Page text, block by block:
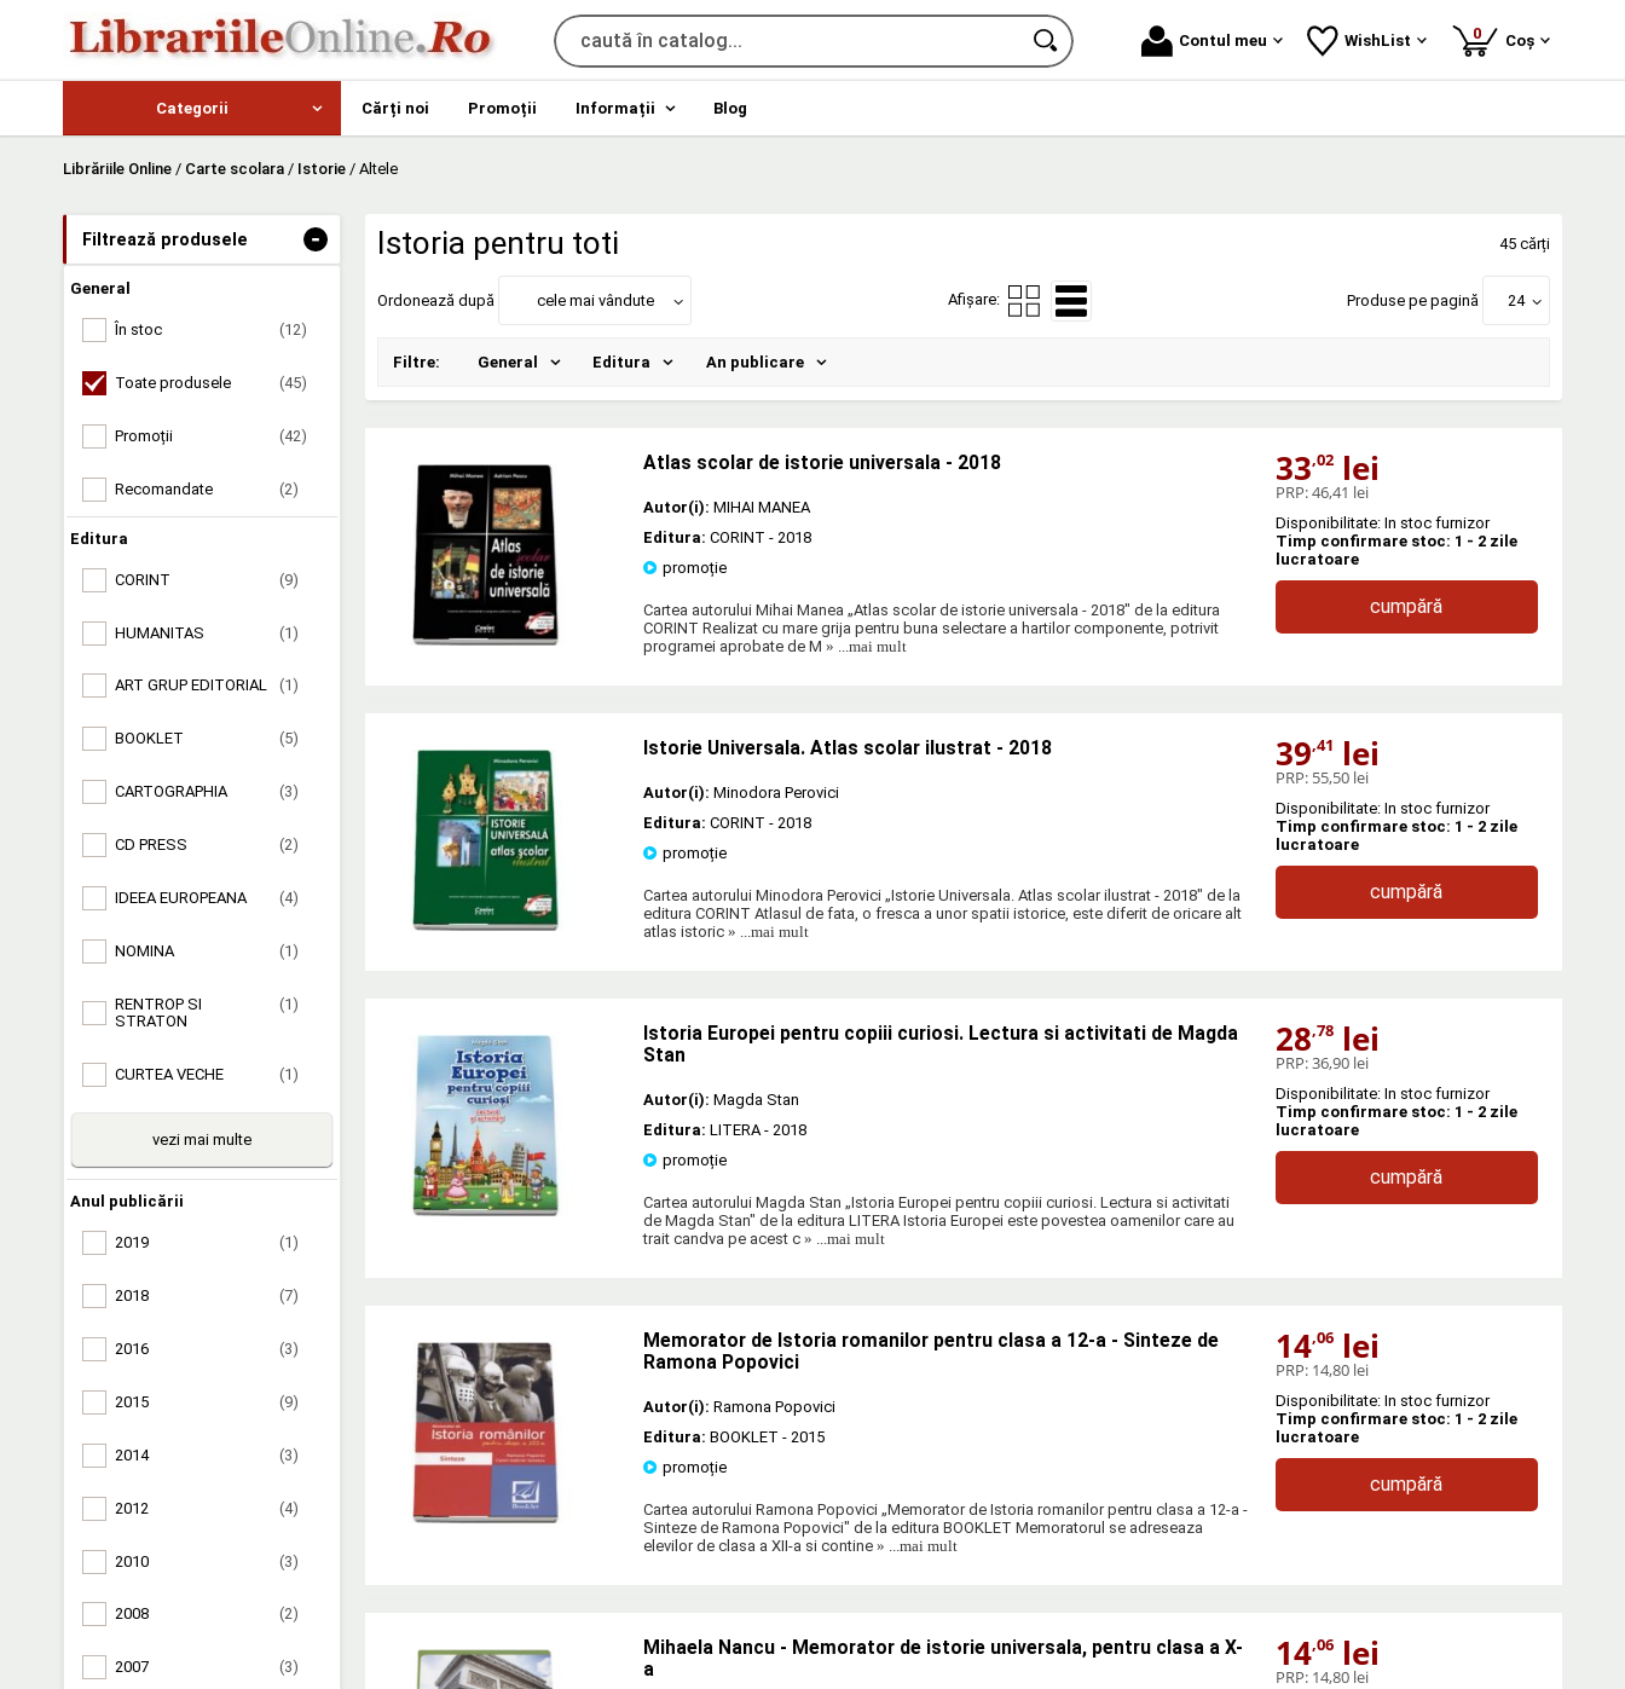
Contul meu WishList 0produse
Coș
Categorii Cărți noi Promoții Informații Blog
Librăriile Online / Carte scolara / Istorie / Altele
Filtrează produsele -
General
În stoc (12)
Toate produsele (45)
Promoții (42)
Recomandate (2)
Editura
CORINT (9)
HUMANITAS (1)
ART GRUP EDITORIAL (1)
BOOKLET (5)
CARTOGRAPHIA (3)
CD PRESS (2)
IDEEA EUROPEANA (4)
NOMINA (1)
RENTROP SI
STRATON
(1)
CURTEA VECHE (1)
vezi mai multe
Anul publicării
2019 (1)
2018 (7)
2016 (3)
2015 (9)
2014 (3)
2012 (4)
2010 (3)
2008 (2)
2007 (3)
Istoria pentru toti 45 cărți
Ordonează după cele mai vândute Afișare: Produse pe pagină 24
Filtre: General Editura An publicare
Atlas scolar de istorie universala - 2018
Autor(i): MIHAI MANEA
Editura: CORINT - 2018
promoție
Cartea autorului Mihai Manea „Atlas scolar de istorie universala - 2018" de la editura
CORINT Realizat cu mare grija pentru buna selectare a hartilor componente, potrivit
programei aprobate de M » ...mai mult
33,02lei
PRP:46,41 lei
Disponibilitate: In stoc furnizor
Timp confirmare stoc: 1 - 2 zile
lucratoare
cumpără
Istorie Universala. Atlas scolar ilustrat - 2018
Autor(i): Minodora Perovici
Editura: CORINT - 2018
promoție
Cartea autorului Minodora Perovici „Istorie Universala. Atlas scolar ilustrat - 2018" de la
editura CORINT Atlasul de fata, o fresca a unor spatii istorice, este diferit de oricare alt
atlas istoric » ...mai mult
39,41 lei
PRP: 55,50 lei
Disponibilitate: In stoc furnizor
Timp confirmare stoc: 1 - 2 zile
lucratoare
cumpără
Istoria Europei pentru copiii curiosi. Lectura si activitati de Magda
Stan
Autor(i): Magda Stan
Editura: LITERA - 2018
promoție
Cartea autorului Magda Stan „Istoria Europei pentru copiii curiosi. Lectura si activitati
de Magda Stan" de la editura LITERA Istoria Europei este povestea oamenilor care au
trait candva pe acest c » ...mai mult
28,78lei
PRP:36,90 lei
Disponibilitate: In stoc furnizor
Timp confirmare stoc: 1 - 2 zile
lucratoare
cumpără
Memorator de Istoria romanilor pentru clasa a 12-a - Sinteze de
Ramona Popovici
Autor(i): Ramona Popovici
Editura: BOOKLET - 2015
promoție
Cartea autorului Ramona Popovici „Memorator de Istoria romanilor pentru clasa a 12-a -
Sinteze de Ramona Popovici" de la editura BOOKLET Memoratorul se adreseaza
elevilor de clasa a XII-a si contine » ...mai mult
14,06lei
PRP: 14,80 lei
Disponibilitate: In stoc furnizor
Timp confirmare stoc: 1 - 2 zile
lucratoare
cumpără
Mihaela Nancu - Memorator de istorie universala, pentru clasa a X-
a
14,06lei
PRP: 14,80 lei